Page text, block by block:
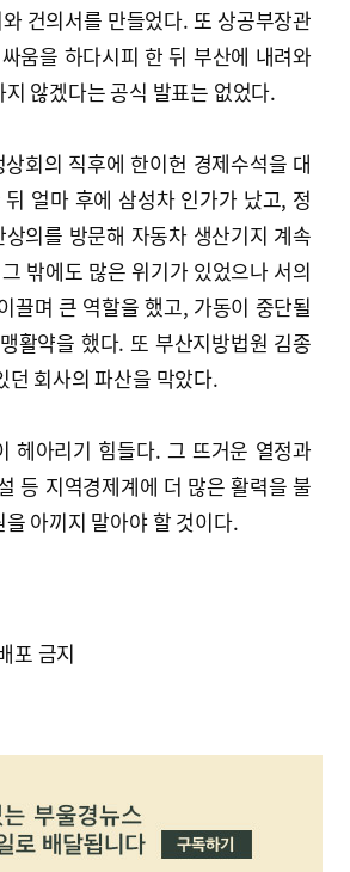
건의서를 만들었다. 또 상공부장관
움을 하다시피 한 뒤 부산에 내려와
않겠다는 공식 발표는 없었다.
회의 직후에 한이헌 경제수석을 대
얼마 후에 삼성차 인가가 났고, 정
의를 방문해 자동차 생산기지 계속
밖에도 많은 위기가 있었으나 서의
끌며 큰 역할을 했고, 가동이 중단될
활약을 했다. 또 부산지방법원 김종
회사의 파산을 막았다.
헤아리기 힘들다. 그 뜨거운 열정과
등 지역경제계에 더 많은 활력을 불
아끼지 말아야 할 것이다.
포 금지